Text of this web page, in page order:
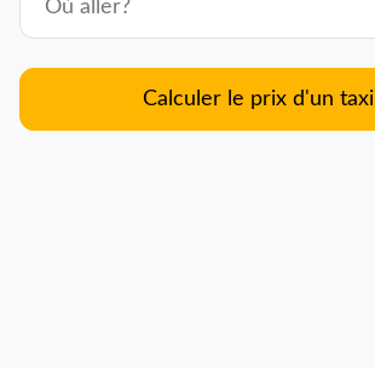
Calculer le prix d'un taxi